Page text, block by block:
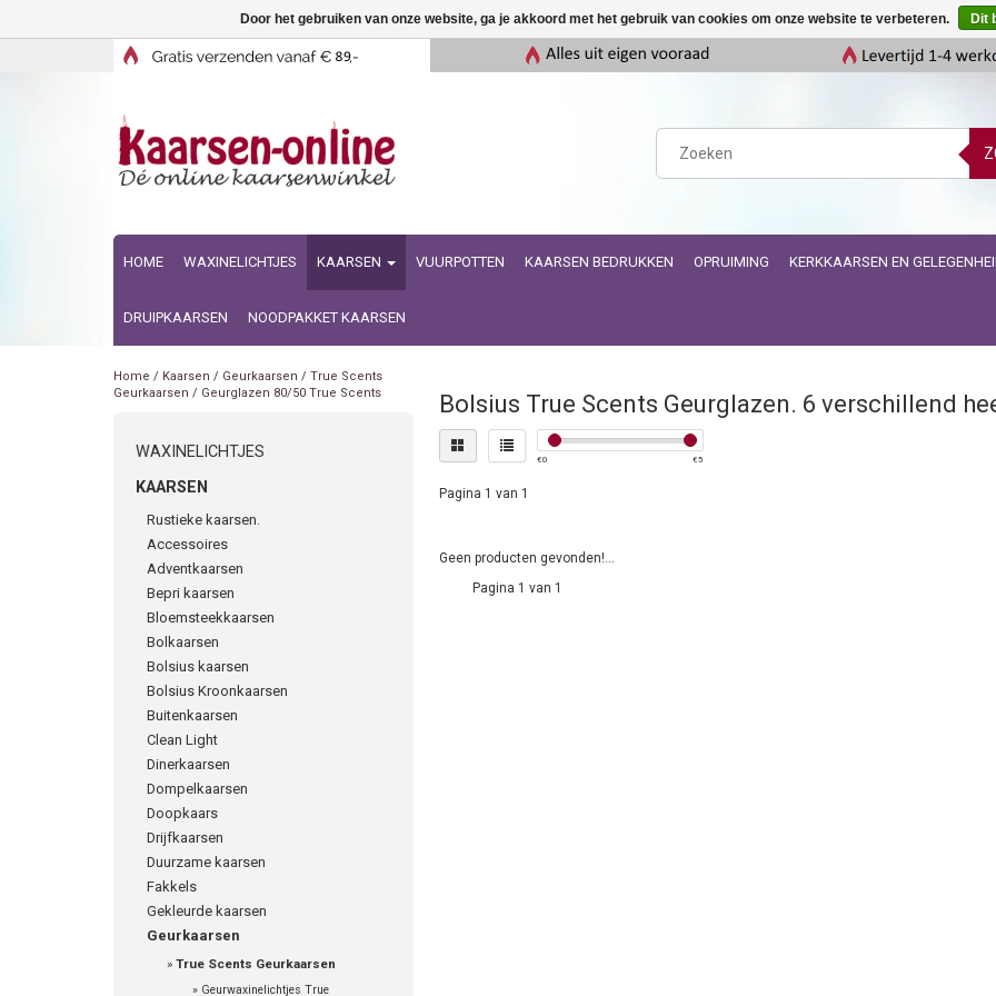
HOME WAXINELICHTJES KAARSEN VUURPOTTEN KAARSEN BEDRUKKEN OPRUIMING KERKKAARSEN EN
DRUIPKAARSEN NOODPAKKET KAARSEN
Home / Kaarsen / Geurkaarsen / True Scents
Geurkaarsen / Geurglazen 80/50 True Scents
WAXINELICHTJES
KAARSEN
Rustieke kaarsen.
Accessoires
Adventkaarsen
Bepri kaarsen
Bloemsteekkaarsen
Bolkaarsen
Bolsius kaarsen
Bolsius Kroonkaarsen
Buitenkaarsen
Clean Light
Dinerkaarsen
Dompelkaarsen
Doopkaars
Drijfkaarsen
Duurzame kaarsen
Fakkels
Gekleurde kaarsen
Geurkaarsen
» True Scents Geurkaarsen
» Geurwaxinelichtjes True
Bolsius True Scents Geurglazen. 6 verschillend
€0 €5
Pagina 1 van 1
Geen producten gevonden!...
Pagina 1 van 1
Door het gebruiken van onze website, ga je akkoord met het gebruik van cookies om onze website te verbeteren. Dit